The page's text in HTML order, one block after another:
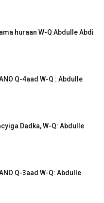
huraan W-Q Abdulle Abdi
Q-4aad W-Q : Abdulle
Dadka, W-Q: Abdulle
Q-3aad W-Q: Abdulle